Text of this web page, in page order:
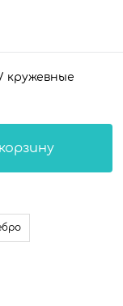
кружевные